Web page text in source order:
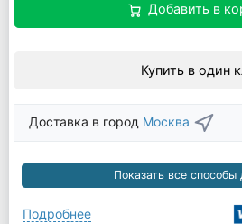
Добавить в
Купить в один
Доставка в город Москва
Показать все способы
Подробнее